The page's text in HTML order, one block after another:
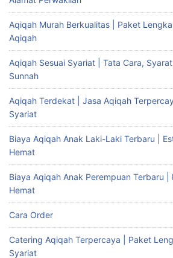
Aqiqah Murah Berkualitas | Paket
Aqiqah
Aqiqah Sesuai Syariat | Tata Cara,
Sunnah
Aqiqah Terdekat | Jasa Aqiqah
Syariat
Biaya Aqiqah Anak Laki-Laki Terbaru |
Hemat
Biaya Aqiqah Anak Perempuan Terbaru |
Hemat
Cara Order
Catering Aqiqah Terpercaya | Paket
Syariat